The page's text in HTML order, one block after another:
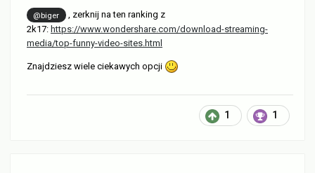
@biger
, zerknij na ten ranking z
2k17: https://www.wondershare.com/download-streaming-
media/top-funny-video-sites.html
Znajdziesz wiele ciekawych opcji
1 1